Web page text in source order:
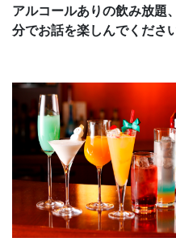
アルコールありの飲み放題
分でお話を楽しんでくださ